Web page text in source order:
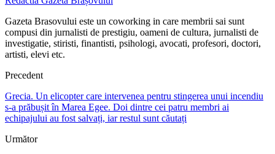
Gazeta Brasovului este un coworking in care membrii sai sunt
compusi din jurnalisti de prestigiu, oameni de cultura, jurnalisti de
investigatie, stiristi, finantisti, psihologi, avocati, profesori, doctori,
artisti, elevi etc.
Precedent
Grecia. Un elicopter care intervenea pentru stingerea unui incendiu
s-a prăbușit în Marea Egee. Doi dintre cei patru membri ai
echipajului au fost salvați, iar restul sunt căutați
Următor